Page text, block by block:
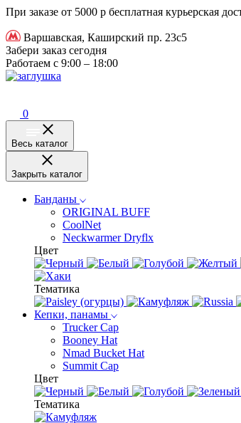
При заказе от 5000 р бесплатная курьерская
Варшавская, Каширский пр. 23с5
Забери заказ сегодня
Работаем с 9:00 – 18:00
0
Весь каталог
Закрыть каталог
Банданы
ORIGINAL BUFF
CoolNet
Neckwarmer Dryflx
Цвет
Тематика
Кепки, панамы
Trucker Cap
Booney Hat
Nmad Bucket Hat
Summit Cap
Цвет
Тематика